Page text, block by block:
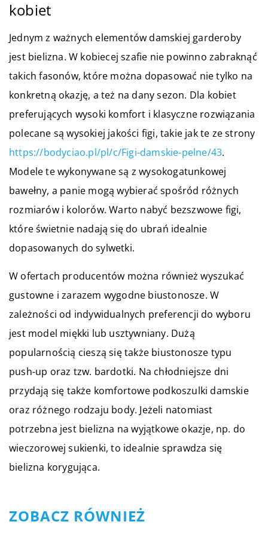
kobiet
Jednym z ważnych elementów damskiej garderoby
jest bielizna. W kobiecej szafie nie powinno zabraknąć
takich fasonów, które można dopasować nie tylko na
konkretną okazję, a też na dany sezon. Dla kobiet
preferujących wysoki komfort i klasyczne rozwiązania
polecane są wysokiej jakości figi, takie jak te ze strony
https://bodyciao.pl/pl/c/Figi-damskie-pelne/43.
Modele te wykonywane są z wysokogatunkowej
bawełny, a panie mogą wybierać spośród różnych
rozmiarów i kolorów. Warto nabyć bezszwowe figi,
które świetnie nadają się do ubrań idealnie
dopasowanych do sylwetki.
W ofertach producentów można również wyszukać
gustowne i zarazem wygodne biustonosze. W
zależności od indywidualnych preferencji do wyboru
jest model miękki lub usztywniany. Dużą
popularnością cieszą się także biustonosze typu
push-up oraz tzw. bardotki. Na chłodniejsze dni
przydają się także komfortowe podkoszulki damskie
oraz różnego rodzaju body. Jeżeli natomiast
potrzebna jest bielizna na wyjątkowe okazje, np. do
wieczorowej sukienki, to idealnie sprawdza się
bielizna korygująca.
ZOBACZ RÓWNIEŻ